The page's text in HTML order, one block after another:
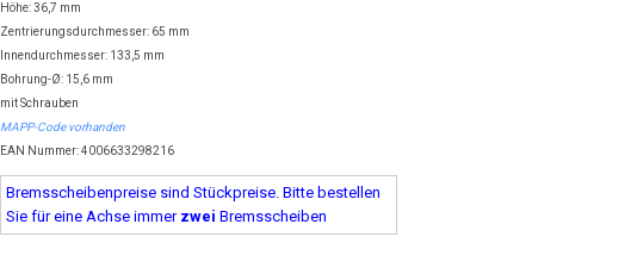
Höhe: 36,7 mm
Zentrierungsdurchmesser: 65 mm
Innendurchmesser: 133,5 mm
Bohrung-Ø: 15,6 mm
mit Schrauben
MAPP-Code vorhanden
EAN Nummer: 4006633298216
Bremsscheibenpreise sind Stückpreise. Bitte bestellen
Sie für eine Achse immer zwei Bremsscheiben